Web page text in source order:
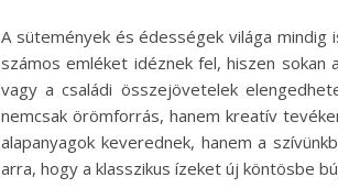
A sütemények és édességek világa
számos emléket idéznek fel, hiszen sokan
vagy a családi összejövetelek
nemcsak örömforrás, hanem kreatív
alapanyagok keverednek, hanem a
arra, hogy a klasszikus ízeket új köntösbe